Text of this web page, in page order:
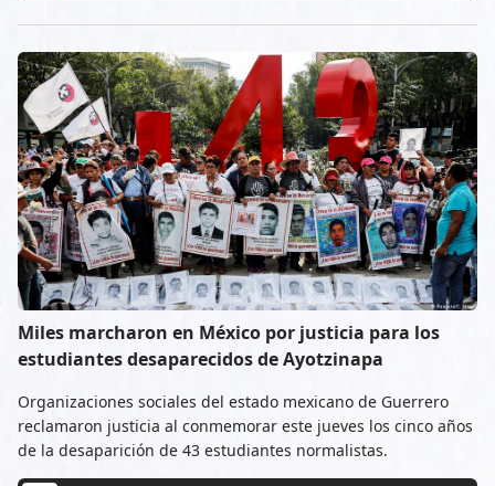
Miles marcharon en México por justicia para los
estudiantes desaparecidos de Ayotzinapa
Organizaciones sociales del estado mexicano de Guerrero
reclamaron justicia al conmemorar este jueves los cinco años
de la desaparición de 43 estudiantes normalistas.